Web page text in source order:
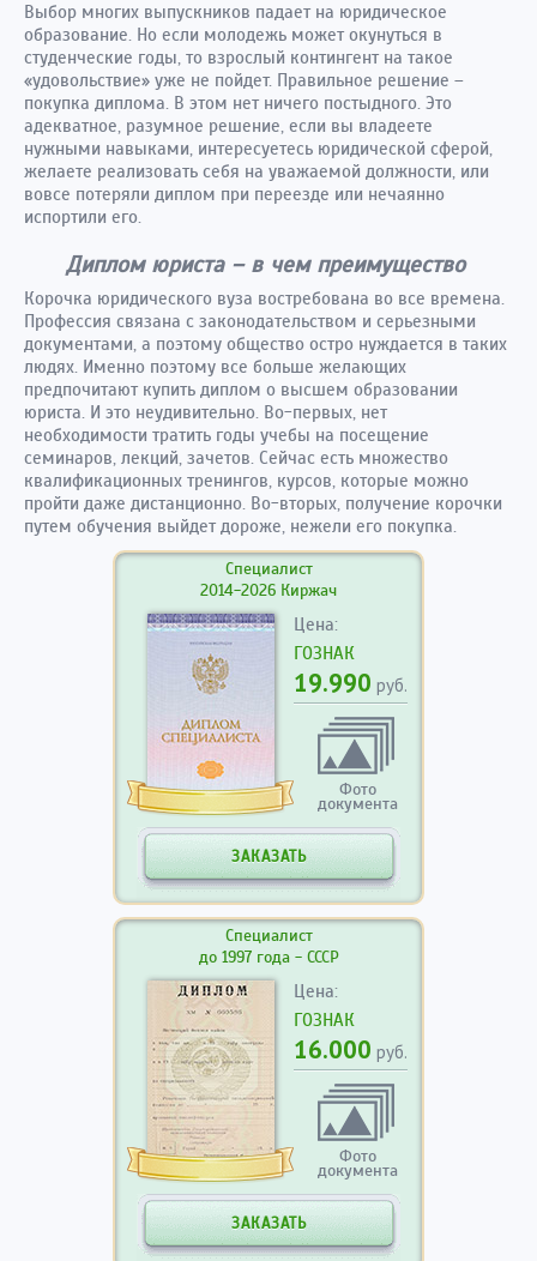
Выбор многих выпускников падает на юридическое
образование. Но если молодежь может окунуться в
студенческие годы, то взрослый контингент на такое
«удовольствие» уже не пойдет. Правильное решение –
покупка диплома. В этом нет ничего постыдного. Это
адекватное, разумное решение, если вы владеете
нужными навыками, интересуетесь юридической сферой,
желаете реализовать себя на уважаемой должности, или
вовсе потеряли диплом при переезде или нечаянно
испортили его.
Диплом юриста – в чем преимущество
Корочка юридического вуза востребована во все времена.
Профессия связана с законодательством и серьезными
документами, а поэтому общество остро нуждается в таких
людях. Именно поэтому все больше желающих
предпочитают купить диплом о высшем образовании
юриста. И это неудивительно. Во-первых, нет
необходимости тратить годы учебы на посещение
семинаров, лекций, зачетов. Сейчас есть множество
квалификационных тренингов, курсов, которые можно
пройти даже дистанционно. Во-вторых, получение корочки
путем обучения выйдет дороже, нежели его покупка.
Специалист
2014-2026 Киржач
Цена:
ГОЗНАК
19.990 руб.
Фото
документа
ЗАКАЗАТЬ
Специалист
до 1997 года - СССР
Цена:
ГОЗНАК
16.000 руб.
Фото
документа
ЗАКАЗАТЬ